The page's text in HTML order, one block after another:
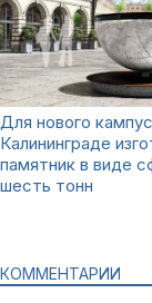
Для нового
Калининграде
памятник в виде
шесть тонн
КОММЕНТАРИИ